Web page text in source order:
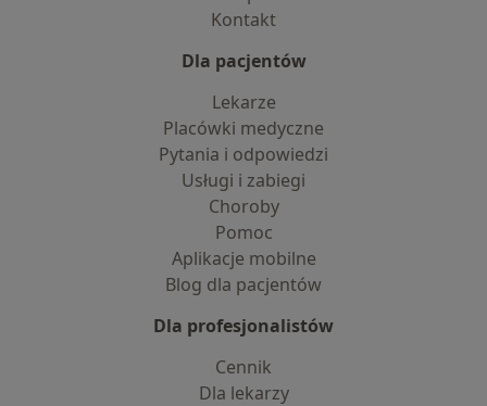
Kontakt
Dla pacjentów
Lekarze
Placówki medyczne
Pytania i odpowiedzi
Usługi i zabiegi
Choroby
Pomoc
Aplikacje mobilne
Blog dla pacjentów
Dla profesjonalistów
Cennik
Dla lekarzy